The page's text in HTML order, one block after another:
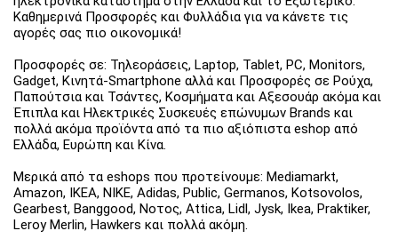
Καθημερινά Προσφορές και Φυλλάδια για να κάνετε τις
αγορές σας πιο οικονομικά!
Προσφορές σε: Τηλεοράσεις, Laptop, Tablet, PC, Monitors,
Gadget, Κινητά-Smartphone αλλά και Προσφορές σε Ρούχα,
Παπούτσια και Τσάντες, Κοσμήματα και Αξεσουάρ ακόμα και
Έπιπλα και Ηλεκτρικές Συσκευές επώνυμων Brands και
πολλά ακόμα προϊόντα από τα πιο αξιόπιστα eshop από
Ελλάδα, Ευρώπη και Κίνα.
Μερικά από τα eshops που προτείνουμε: Mediamarkt,
Amazon, IKEA, NIKE, Adidas, Public, Germanos, Kotsovolos,
Gearbest, Banggood, Νοτος, Attica, Lidl, Jysk, Ikea, Praktiker,
Leroy Merlin, Hawkers και πολλά ακόμη.